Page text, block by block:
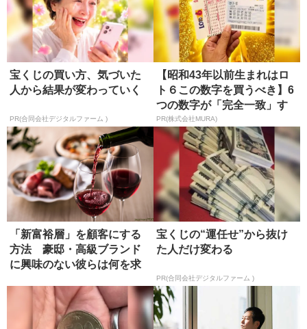
宝くじの買い方、気づいた
人から結果が変わっていく
PR(合同会社デジタルファーム )
【昭和43年以前生まれはロ
ト６この数字を買うべき】6
つの数字が「完全一致」す
る方...
PR(株式会社MURA)
「新富裕層」を顧客にする
方法 豪邸・高級ブランド
に興味のない彼らは何を求
宝くじの“運任せ”から抜け
た人だけ変わる
PR(合同会社デジタルファーム )